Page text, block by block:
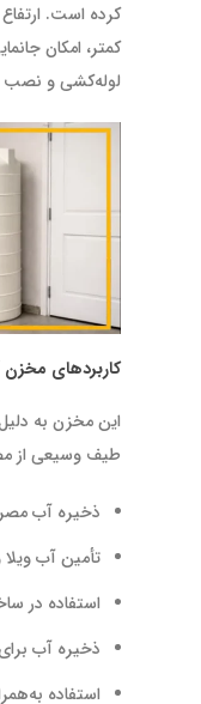
کرده است.
کمتر، امکان
لوله‌کشی و نصب
کاربردهای مخزن آب ۱۵۰۰ لیتری
این مخزن به
طیف وسیعی از
ذخیره آب
تأمین آب ویلا
استفاده در
ذخیره آب
استفاده